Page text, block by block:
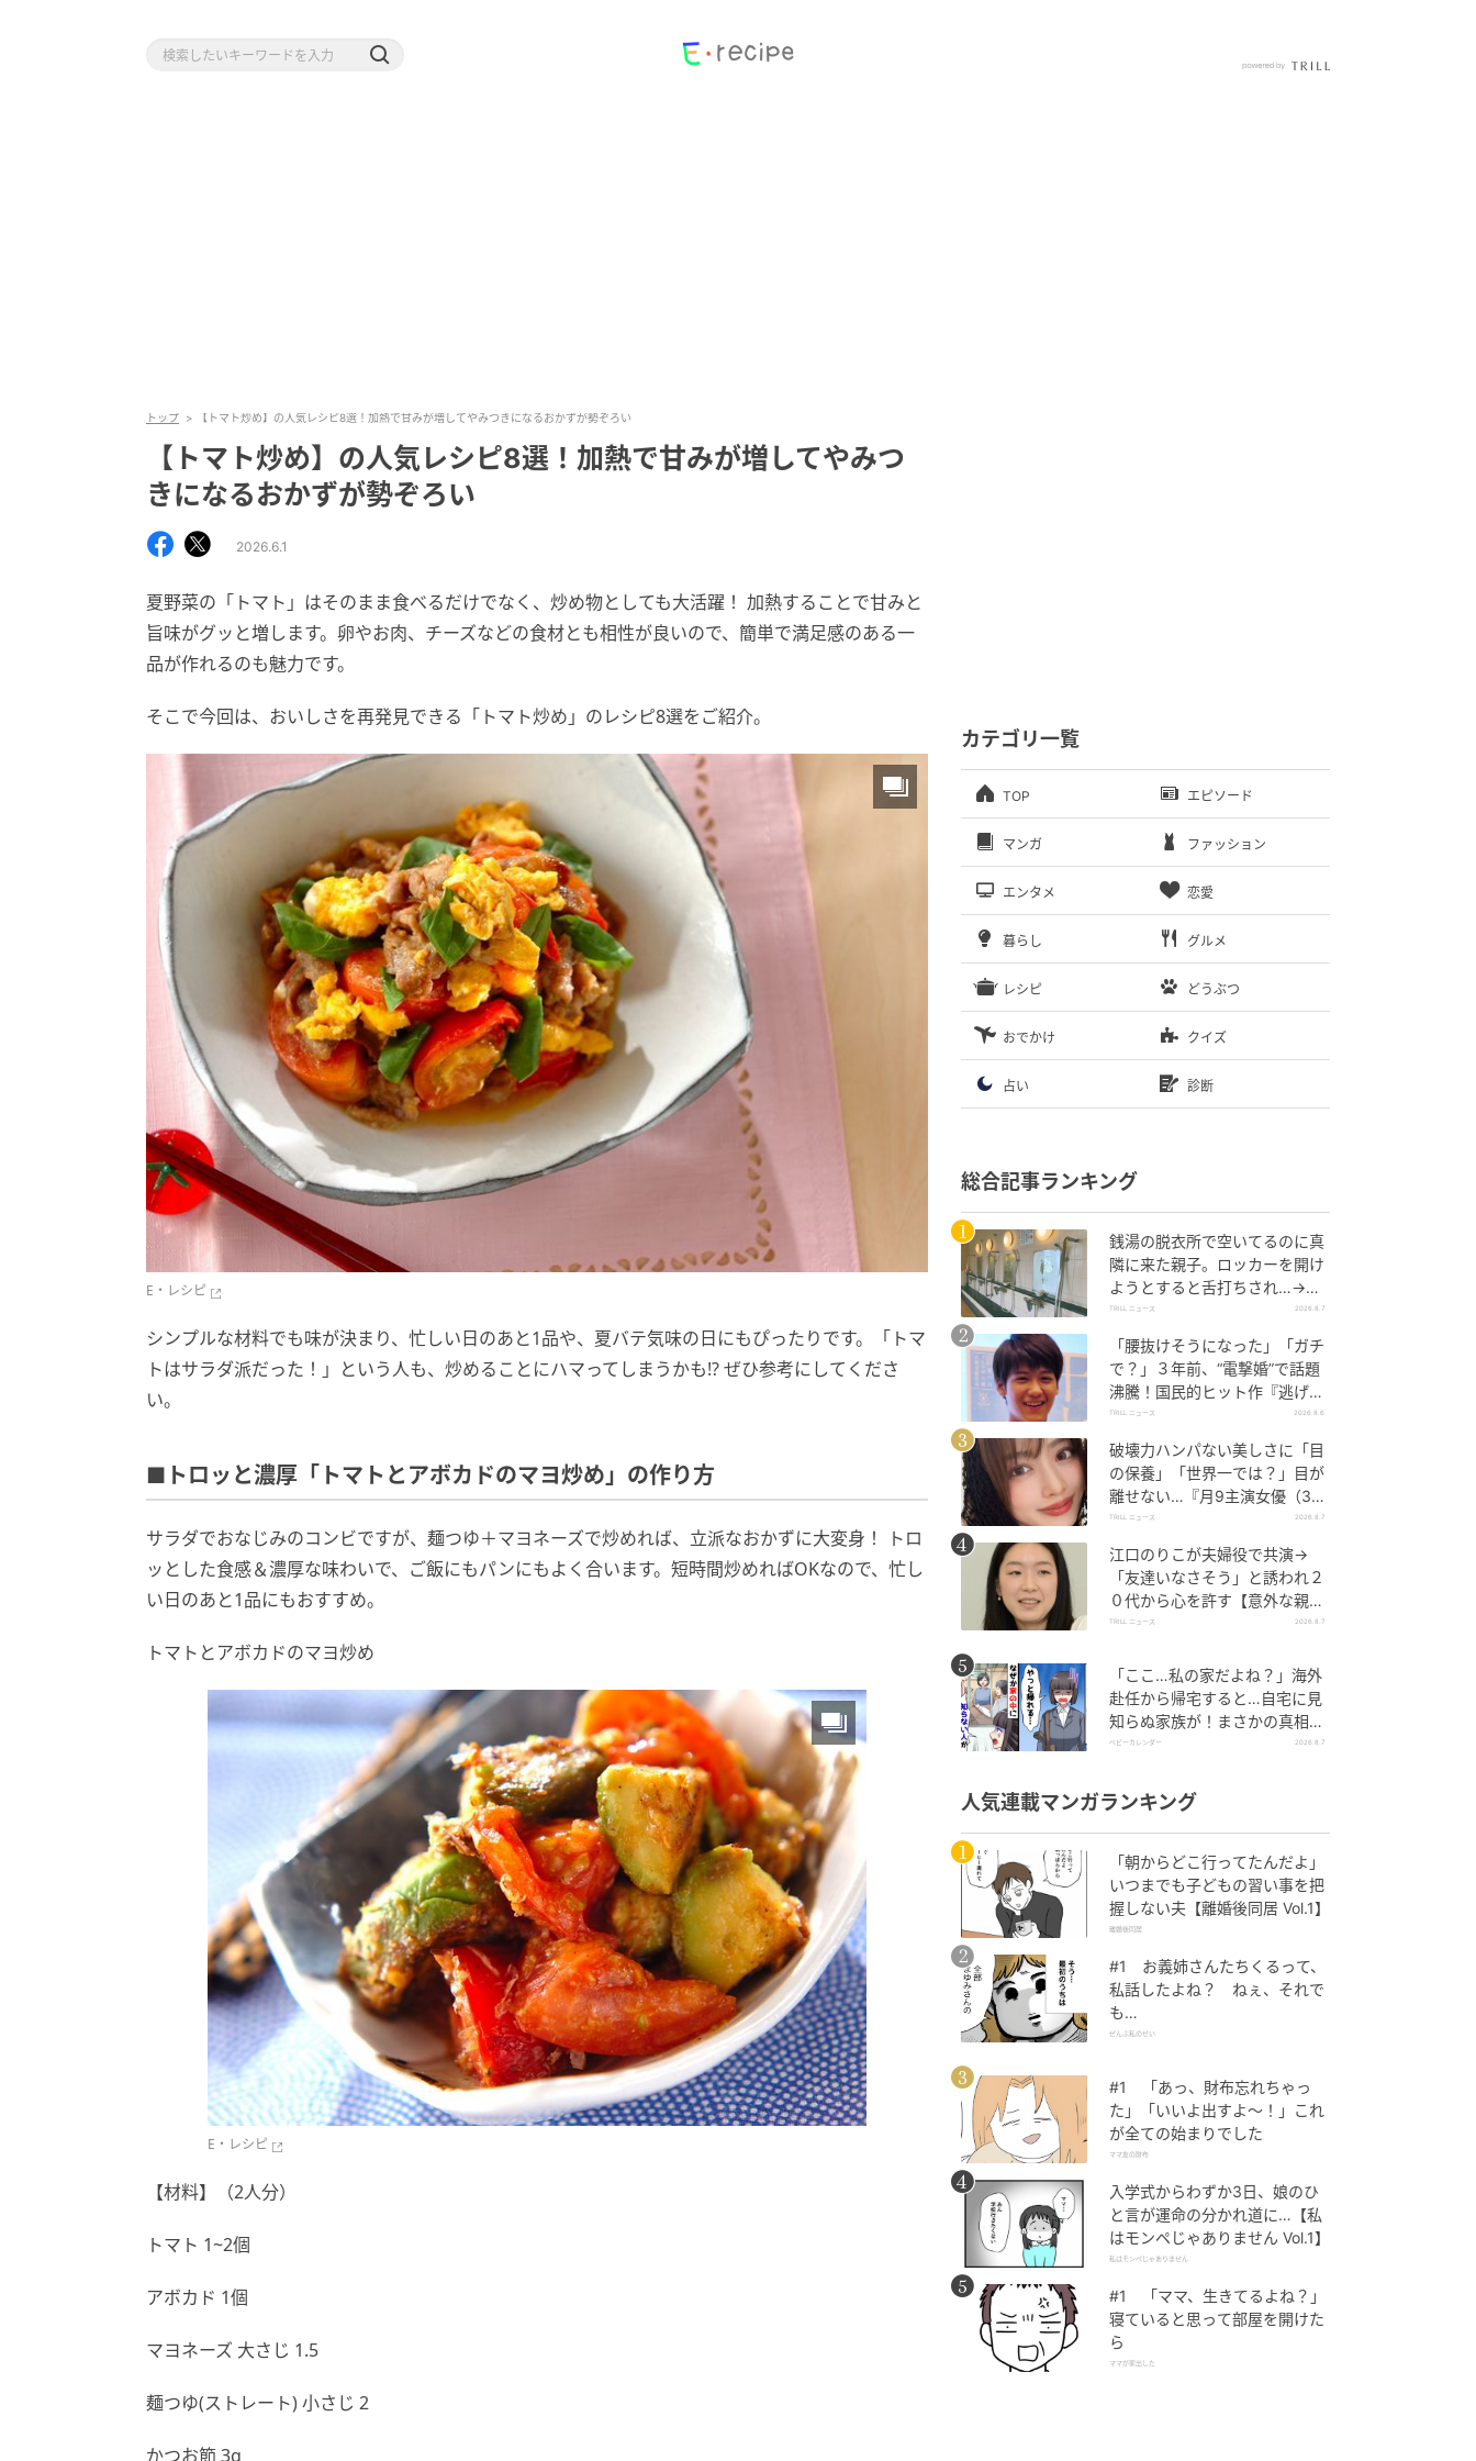
トップ 【トマト炒め】の人気レシピ8選！加熱で甘みが増してやみつきになるおかずが勢ぞろい
【トマト炒め】の人気レシピ8選！加熱で甘みが増してやみつ
きになるおかずが勢ぞろい
2026.6.1
夏野菜の「トマト」はそのまま食べるだけでなく、炒め物としても大活躍！ 加熱することで甘みと
旨味がグッと増します。卵やお肉、チーズなどの食材とも相性が良いので、簡単で満足感のある一
品が作れるのも魅力です。
そこで今回は、おいしさを再発見できる「トマト炒め」のレシピ8選をご紹介。
E・レシピ
シンプルな材料でも味が決まり、忙しい日のあと1品や、夏バテ気味の日にもぴったりです。「トマ
トはサラダ派だった！」という人も、炒めることにハマってしまうかも!? ぜひ参考にしてくださ
い。
■トロッと濃厚「トマトとアボカドのマヨ炒め」の作り方
サラダでおなじみのコンビですが、麺つゆ＋マヨネーズで炒めれば、立派なおかずに大変身！ トロ
ッとした食感＆濃厚な味わいで、ご飯にもパンにもよく合います。短時間炒めればOKなので、忙し
い日のあと1品にもおすすめ。
トマトとアボカドのマヨ炒め
E・レシピ
【材料】（2人分）
トマト 1~2個
アボカド 1個
マヨネーズ 大さじ 1.5
麺つゆ(ストレート) 小さじ 2
かつお節 3g
カテゴリ一覧
TOP エピソード
マンガ ファッション
エンタメ 恋愛
暮らし グルメ
レシピ どうぶつ
おでかけ クイズ
占い 診断
総合記事ランキング
銭湯の脱衣所で空いてるのに真
隣に来た親子。ロッカーを開け
ようとすると舌打ちされ…→直
後、娘の放った“純粋な一言”に
TRILL ニュース 2026.8.7
「腰抜けそうになった」「ガチ
で？」３年前、“電撃婚”で話題
沸騰！国民的ヒット作『逃げ
恥』で異彩放った【国宝級イケ
TRILL ニュース 2026.8.6
破壊力ハンパない美しさに「目
の保養」「世界一では？」目が
離せない…『月9主演女優（34
歳）』“極上”美ショットがすご
TRILL ニュース 2026.8.7
江口のりこが夫婦役で共演→
「友達いなさそう」と誘われ２
０代から心を許す【意外な親友
芸人】とは？
TRILL ニュース 2026.8.7
「ここ…私の家だよね？」海外
赴任から帰宅すると…自宅に見
知らぬ家族が！まさかの真相と
は！？
ベビーカレンダー 2026.8.7
人気連載マンガランキング
「朝からどこ行ってたんだよ」
いつまでも子どもの習い事を把
握しない夫【離婚後同居 Vol.1】
離婚後同居
#1 お義姉さんたちくるって、
私話したよね？ ねぇ、それで
も…
ぜんぶ私のせい
#1 「あっ、財布忘れちゃっ
た」「いいよ出すよ〜！」これ
が全ての始まりでした
ママ友の財布
入学式からわずか3日、娘のひ
と言が運命の分かれ道に…【私
はモンペじゃありません Vol.1】
私はモンペじゃありません
#1 「ママ、生きてるよね？」
寝ていると思って部屋を開けた
ら
ママが家出した